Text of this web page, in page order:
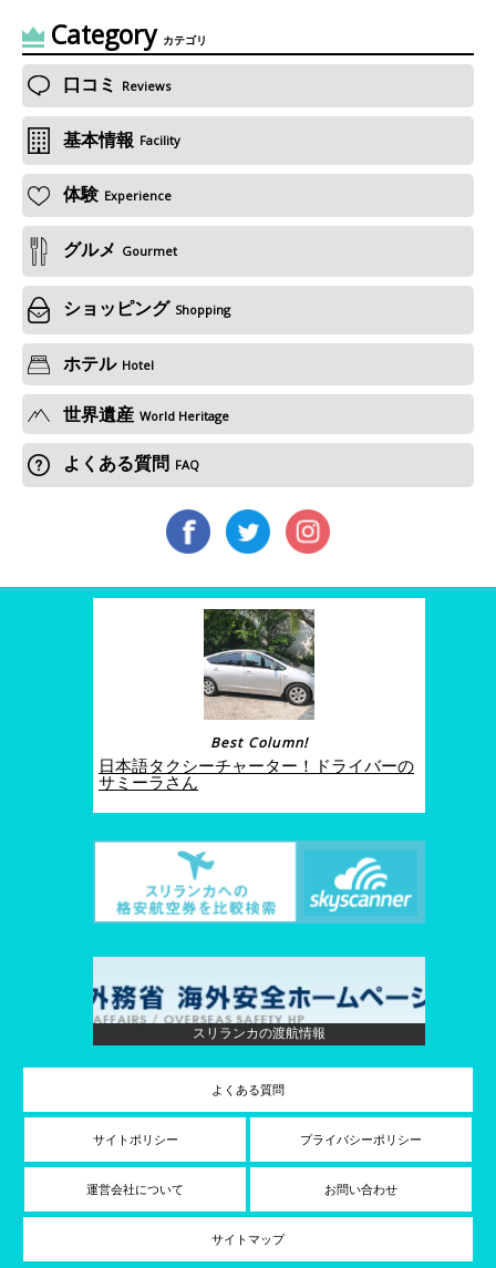
Category カテゴリ
口コミ Reviews
基本情報 Facility
体験 Experience
グルメ Gourmet
ショッピング Shopping
ホテル Hotel
世界遺産 World Heritage
よくある質問 FAQ
Best Column!
日本語タクシーチャーター！ドライバーの
サミーラさん
スリランカの渡航情報
よくある質問
サイトポリシー プライバシーポリシー
運営会社について お問い合わせ
サイトマップ